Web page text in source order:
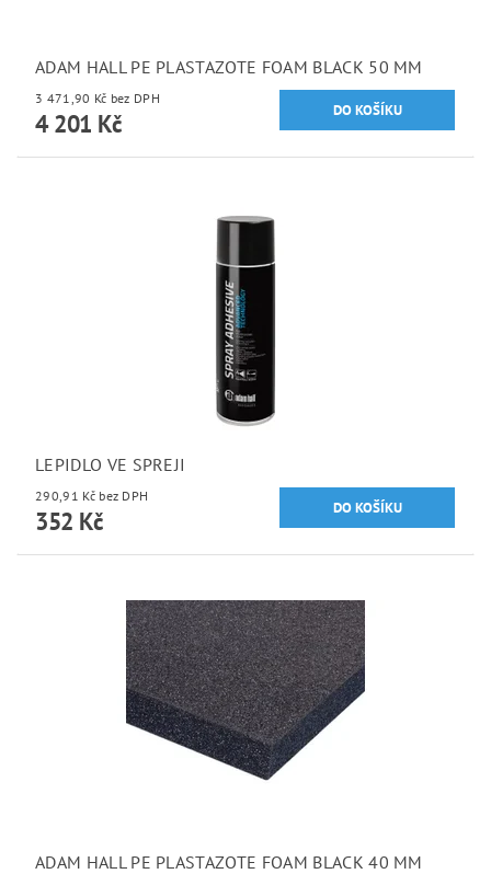
ADAM HALL PE PLASTAZOTE FOAM BLACK 50 MM
3 471,90 Kč bez DPH
4 201 Kč
LEPIDLO VE SPREJI
290,91 Kč bez DPH
352 Kč
ADAM HALL PE PLASTAZOTE FOAM BLACK 40 MM